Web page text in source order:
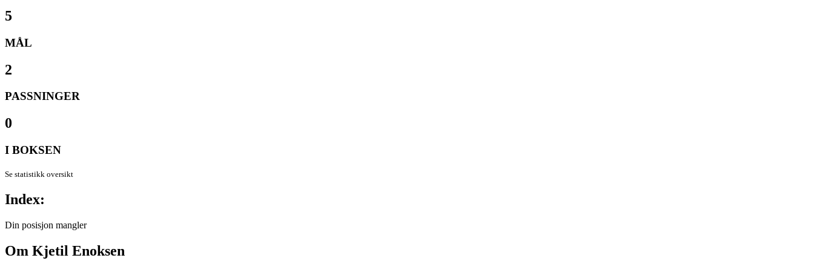
5
MÅL
2
PASSNINGER
0
I BOKSEN
Se statistikk oversikt
Index:
Din posisjon mangler
Om Kjetil Enoksen